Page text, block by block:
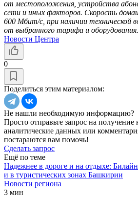
от местоположения, устройства
сети и иных факторов. Скорость
600 Мбит/с, при наличии технической
от выбранного тарифа и оборудования.
Новости Центра
0
Поделиться этим материалом:
Не нашли необходимую информацию?
Просто отправьте запрос на
аналитические данных или
постараются вам помочь!
Сделать запрос
Ещё по теме
Надежнее в дороге и на отдыхе:
и в туристических зонах Башкирии
Новости региона
3 мин